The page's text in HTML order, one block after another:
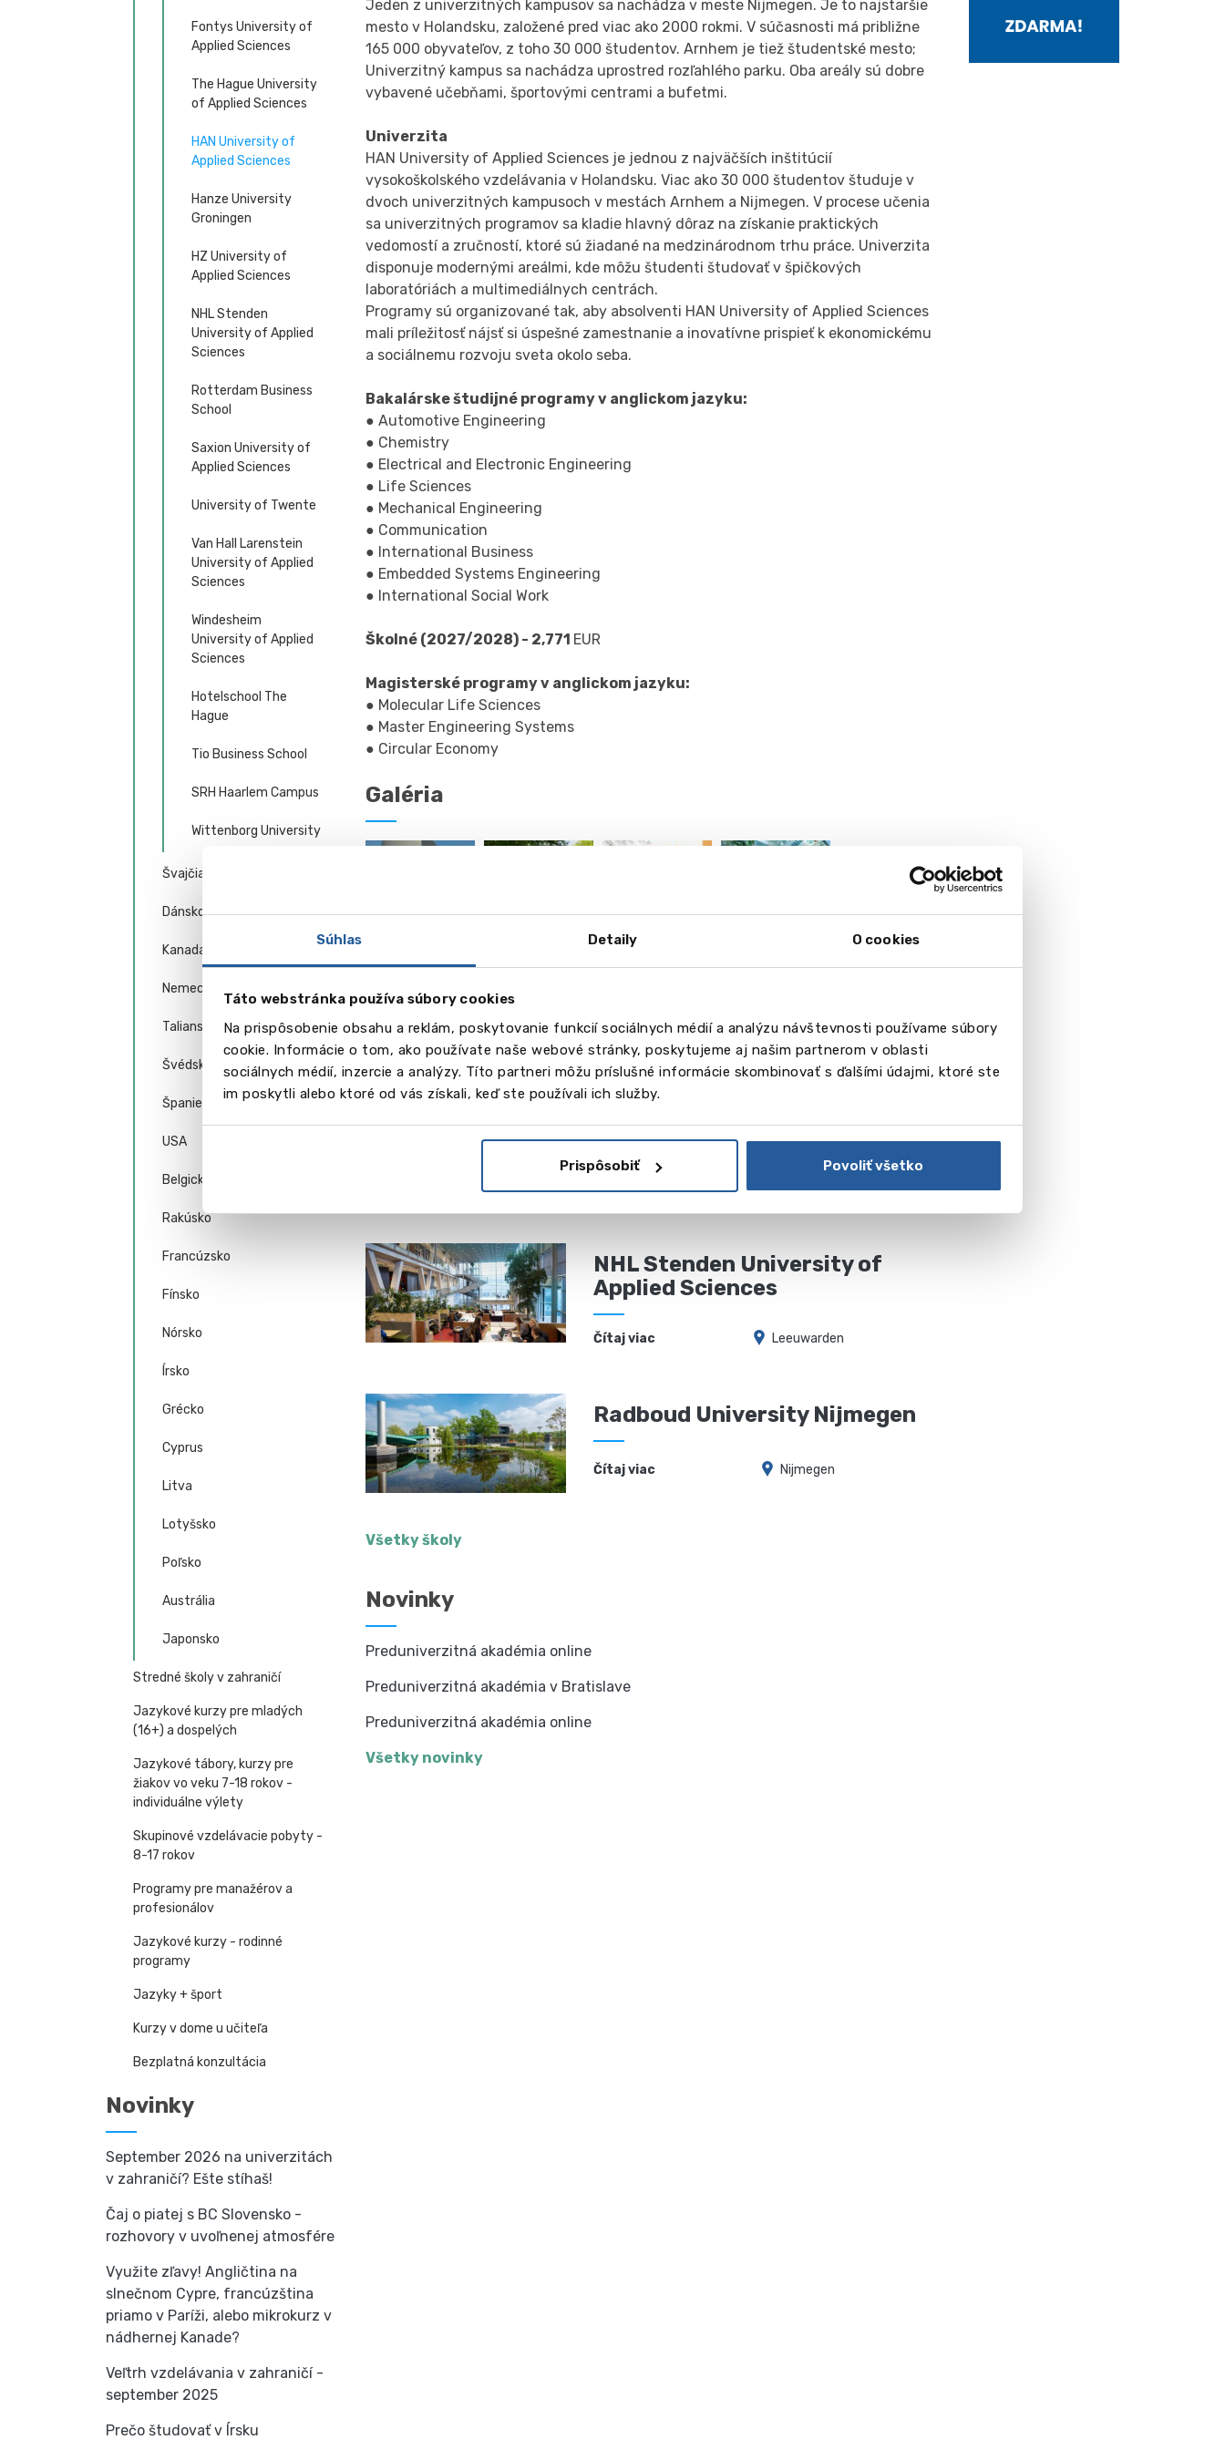
Súhlas Detaily O cookies
Táto webstránka používa súbory cookies
Na prispôsobenie obsahu a reklám, poskytovanie funkcií sociálnych médií a analýzu návštevnosti používame súbory
cookie. Informácie o tom, ako používate naše webové stránky, poskytujeme aj našim partnerom v oblasti
sociálnych médií, inzercie a analýzy. Títo partneri môžu príslušné informácie skombinovať s ďalšími údajmi, ktoré ste
im poskytli alebo ktoré od vás získali, keď ste používali ich služby.
Prispôsobiť Povoliť všetko
Fontys University of
Applied Sciences
The Hague University
of Applied Sciences
HAN University of
Applied Sciences
Hanze University
Groningen
HZ University of
Applied Sciences
NHL Stenden
University of Applied
Sciences
Rotterdam Business
School
Saxion University of
Applied Sciences
University of Twente
Van Hall Larenstein
University of Applied
Sciences
Windesheim
University of Applied
Sciences
Hotelschool The
Hague
Tio Business School
SRH Haarlem Campus
Wittenborg University
Švajčiarsko
Dánsko
Kanada
Nemecko
Taliansko
Švédsko
Španielsko
USA
Belgicko
Rakúsko
Francúzsko
Fínsko
Nórsko
Írsko
Grécko
Cyprus
Litva
Lotyšsko
Poľsko
Austrália
Japonsko
Stredné školy v zahraničí
Jazykové kurzy pre mladých
(16+) a dospelých
Jazykové tábory, kurzy pre
žiakov vo veku 7-18 rokov -
individuálne výlety
Skupinové vzdelávacie pobyty -
8-17 rokov
Programy pre manažérov a
profesionálov
Jazykové kurzy - rodinné
programy
Jazyky + šport
Kurzy v dome u učiteľa
Bezplatná konzultácia
Novinky
September 2026 na univerzitách
v zahraničí? Ešte stíhaš!
Čaj o piatej s BC Slovensko -
rozhovory v uvoľnenej atmosfére
Využite zľavy! Angličtina na
slnečnom Cypre, francúzština
priamo v Paríži, alebo mikrokurz v
nádhernej Kanade?
Veľtrh vzdelávania v zahraničí -
september 2025
Prečo študovať v Írsku
Jeden z univerzitných kampusov sa nachádza v meste Nijmegen. Je to najstaršie
mesto v Holandsku, založené pred viac ako 2000 rokmi. V súčasnosti má približne
165 000 obyvateľov, z toho 30 000 študentov. Arnhem je tiež študentské mesto;
Univerzitný kampus sa nachádza uprostred rozľahlého parku. Oba areály sú dobre
vybavené učebňami, športovými centrami a bufetmi.
Univerzita
HAN University of Applied Sciences je jednou z najväčších inštitúcií
vysokoškolského vzdelávania v Holandsku. Viac ako 30 000 študentov študuje v
dvoch univerzitných kampusoch v mestách Arnhem a Nijmegen. V procese učenia
sa univerzitných programov sa kladie hlavný dôraz na získanie praktických
vedomostí a zručností, ktoré sú žiadané na medzinárodnom trhu práce. Univerzita
disponuje modernými areálmi, kde môžu študenti študovať v špičkových
laboratóriách a multimediálnych centrách.
Programy sú organizované tak, aby absolventi HAN University of Applied Sciences
mali príležitosť nájsť si úspešné zamestnanie a inovatívne prispieť k ekonomickému
a sociálnemu rozvoju sveta okolo seba.
Bakalárske študijné programy v anglickom jazyku:
● Automotive Engineering
● Chemistry
● Electrical and Electronic Engineering
● Life Sciences
● Mechanical Engineering
● Communication
● International Business
● Embedded Systems Engineering
● International Social Work
Školné (2027/2028) - 2,771 EUR
Magisterské programy v anglickom jazyku:
● Molecular Life Sciences
● Master Engineering Systems
● Circular Economy
Galéria
10
Mohlo by vás zaujímať
Wittenborg University
NHL Stenden University of
Applied Sciences
Čítaj viac Leeuwarden
Radboud University Nijmegen
Čítaj viac Nijmegen
Všetky školy
Novinky
Preduniverzitná akadémia online
Preduniverzitná akadémia v Bratislave
Preduniverzitná akadémia online
Všetky novinky